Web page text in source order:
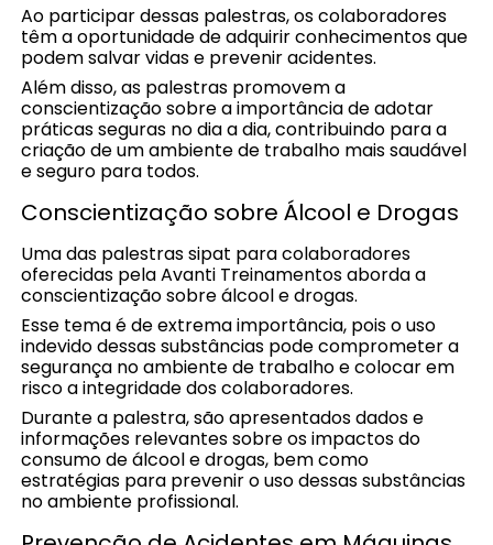
Ao participar dessas palestras, os colaboradores
têm a oportunidade de adquirir conhecimentos que
podem salvar vidas e prevenir acidentes.
Além disso, as palestras promovem a
conscientização sobre a importância de adotar
práticas seguras no dia a dia, contribuindo para a
criação de um ambiente de trabalho mais saudável
e seguro para todos.
Conscientização sobre Álcool e Drogas
Uma das palestras sipat para colaboradores
oferecidas pela Avanti Treinamentos aborda a
conscientização sobre álcool e drogas.
Esse tema é de extrema importância, pois o uso
indevido dessas substâncias pode comprometer a
segurança no ambiente de trabalho e colocar em
risco a integridade dos colaboradores.
Durante a palestra, são apresentados dados e
informações relevantes sobre os impactos do
consumo de álcool e drogas, bem como
estratégias para prevenir o uso dessas substâncias
no ambiente profissional.